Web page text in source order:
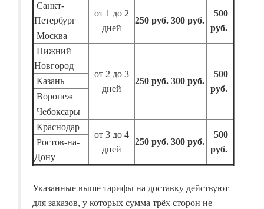
Санкт-
Петербург
от 1 до 2
дней
250 руб. 300 руб.
500
руб.
Москва
Нижний
Новгород
от 2 до 3
дней
250 руб. 300 руб.
500
руб.
Казань
Воронеж
Чебоксары
Краснодар
от 3 до 4
дней
250 руб. 300 руб.
500
руб.
Ростов-на-
Дону
Указанные выше тарифы на доставку действуют
для заказов, у которых сумма трёх сторон не